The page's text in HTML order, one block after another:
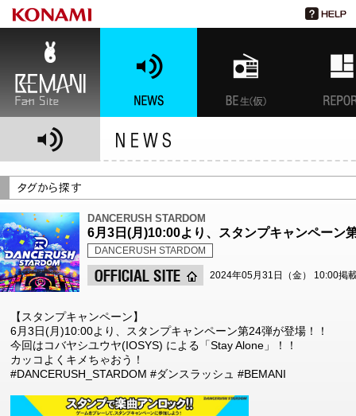
DANCERUSH STARDOM
6月3日(月)10:00より、スタンプキャンペーン
DANCERUSH STARDOM
2024年05月31日（金） 10:00掲
【スタンプキャンペーン】
6月3日(月)10:00より、スタンプキャンペーン第24弾が登場！！
今回はコバヤシユウヤ(IOSYS) による「Stay Alone」！！
カッコよくキメちゃおう！
#DANCERUSH_STARDOM #ダンスラッシュ #BEMANI